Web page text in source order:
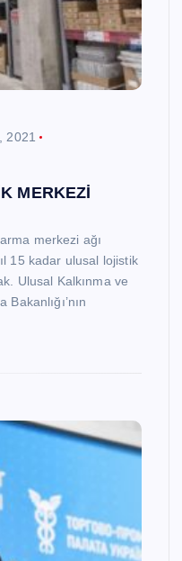
2021
MERKEZİ
merkezi ağı
15 kadar ulusal lojistik
Ulusal Kalkınma ve